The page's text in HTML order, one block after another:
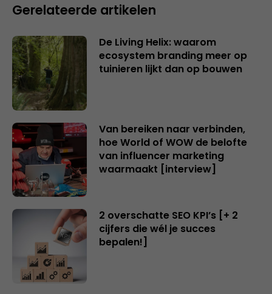
Gerelateerde artikelen
De Living Helix: waarom
ecosystem branding meer op
tuinieren lijkt dan op bouwen
Van bereiken naar verbinden,
hoe World of WOW de belofte
van influencer marketing
waarmaakt [interview]
2 overschatte SEO KPI’s [+ 2
cijfers die wél je succes
bepalen!]